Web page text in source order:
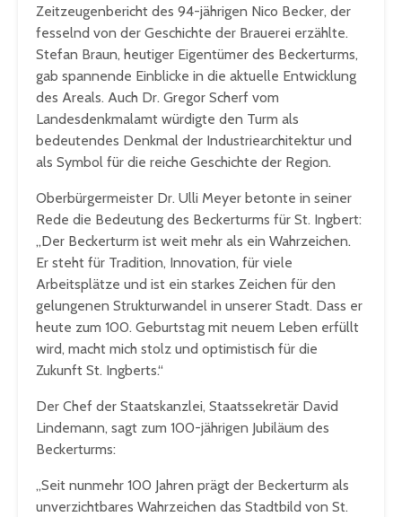
Zeitzeugenbericht des 94-jährigen Nico Becker, der
fesselnd von der Geschichte der Brauerei erzählte.
Stefan Braun, heutiger Eigentümer des Beckerturms,
gab spannende Einblicke in die aktuelle Entwicklung
des Areals. Auch Dr. Gregor Scherf vom
Landesdenkmalamt würdigte den Turm als
bedeutendes Denkmal der Industriearchitektur und
als Symbol für die reiche Geschichte der Region.
Oberbürgermeister Dr. Ulli Meyer betonte in seiner
Rede die Bedeutung des Beckerturms für St. Ingbert:
„Der Beckerturm ist weit mehr als ein Wahrzeichen.
Er steht für Tradition, Innovation, für viele
Arbeitsplätze und ist ein starkes Zeichen für den
gelungenen Strukturwandel in unserer Stadt. Dass er
heute zum 100. Geburtstag mit neuem Leben erfüllt
wird, macht mich stolz und optimistisch für die
Zukunft St. Ingberts.“
Der Chef der Staatskanzlei, Staatssekretär David
Lindemann, sagt zum 100-jährigen Jubiläum des
Beckerturms:
„Seit nunmehr 100 Jahren prägt der Beckerturm als
unverzichtbares Wahrzeichen das Stadtbild von St.